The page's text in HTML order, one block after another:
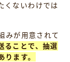
くないわけでは
みが用意されて
ることで、抽選
ます。